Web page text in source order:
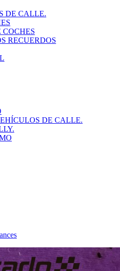
DE CALLE.
COCHES
RECUERDOS
DE CALLE.